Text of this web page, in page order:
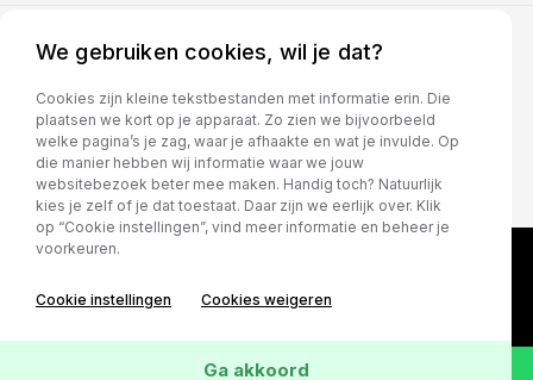
BOVAG voorwaarden
We gebruiken cookies, wil je dat?
Cookies zijn kleine tekstbestanden met informatie erin. Die
plaatsen we kort op je apparaat. Zo zien we bijvoorbeeld
welke pagina’s je zag, waar je afhaakte en wat je invulde. Op
die manier hebben wij informatie waar we jouw
websitebezoek beter mee maken. Handig toch? Natuurlijk
kies je zelf of je dat toestaat. Daar zijn we eerlijk over. Klik
op “Cookie instellingen”, vind meer informatie en beheer je
voorkeuren.
Cookie instellingen Cookies weigeren
Ga akkoord